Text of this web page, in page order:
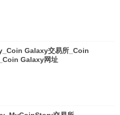
Galaxy交易所_Coin
Galaxy网址